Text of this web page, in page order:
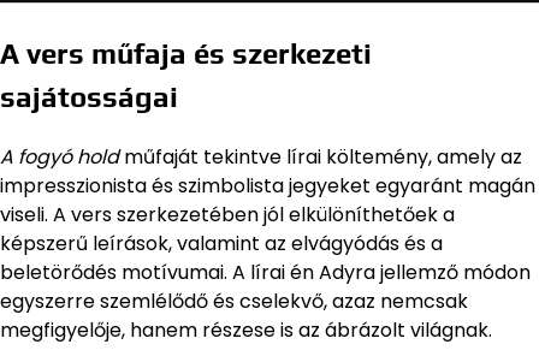
A vers műfaja és szerkezeti
sajátosságai
A fogyó holdműfaját tekintve lírai költemény, amely az
impresszionista és szimbolista jegyeket egyaránt magán
viseli. A vers szerkezetében jól elkülöníthetőek a
képszerű leírások, valamint az elvágyódás és a
beletörődés motívumai. A lírai én Adyra jellemző módon
egyszerre szemlélődő és cselekvő, azaz nemcsak
megfigyelője, hanem részese is az ábrázolt világnak.